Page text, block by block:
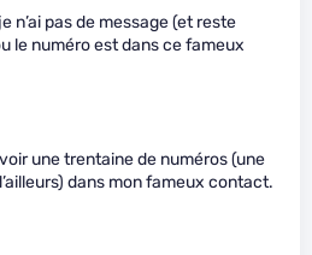
n’ai pas de message (et reste
le numéro est dans ce fameux
une trentaine de numéros (une
dans mon fameux contact.